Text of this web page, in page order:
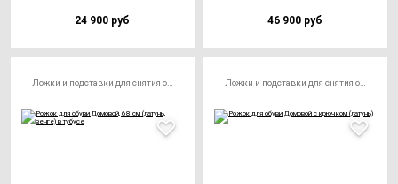
24 900 руб 46 900 руб